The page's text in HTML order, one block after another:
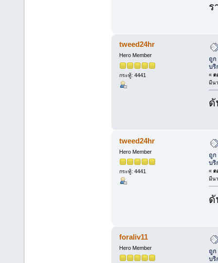
ร
tweed24hr
Hero Member
กระทู้: 4441
ถูก
บริ
« ต
มีน
ดั
tweed24hr
Hero Member
กระทู้: 4441
ถูก
บริ
« ต
มีน
ดั
foraliv11
Hero Member
ถูก
บริ